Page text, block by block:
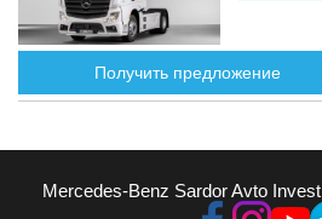
Получить предложение
Mercedes-Benz Sardor Avto